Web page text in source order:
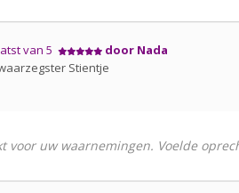
van 5
door Nada
Stientje
voor uw waarnemingen. Voelde